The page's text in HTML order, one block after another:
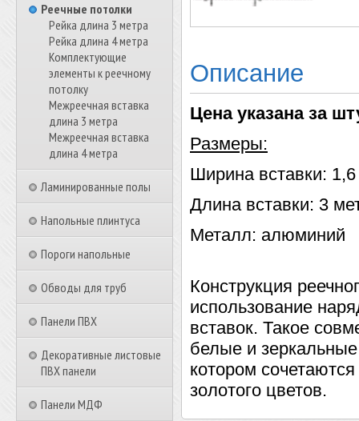
Реечные потолки
Рейка длина 3 метра
Рейка длина 4 метра
Комплектующие
элементы к реечному
потолку
Межреечная вставка
длина 3 метра
Межреечная вставка
длина 4 метра
Ламинированные полы
Напольные плинтуса
Пороги напольные
Обводы для труб
Панели ПВХ
Декоративные листовые
ПВХ панели
Панели МДФ
Описание
Цена указана за
Размеры:
Ширина вставки:
Длина вставки: 3
Металл: алюминий
Конструкция
использование
вставок. Такое
белые и
котором
золотого цветов.